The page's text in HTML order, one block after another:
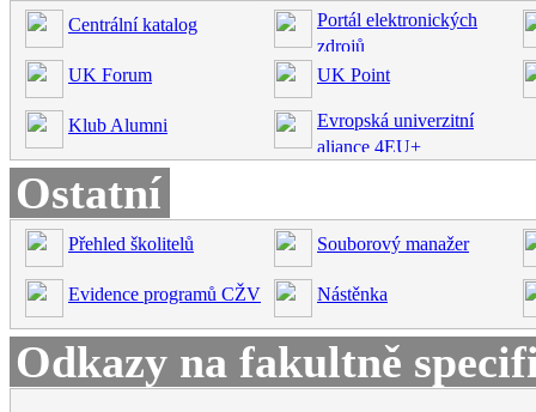
Centrální katalog
Portál elektronických
zdrojů
UK Forum
UK Point
Klub Alumni
Evropská univerzitní
aliance 4EU+
Ostatní
Přehled školitelů Souborový manažer
Evidence programů CŽV Nástěnka
Odkazy na fakultně